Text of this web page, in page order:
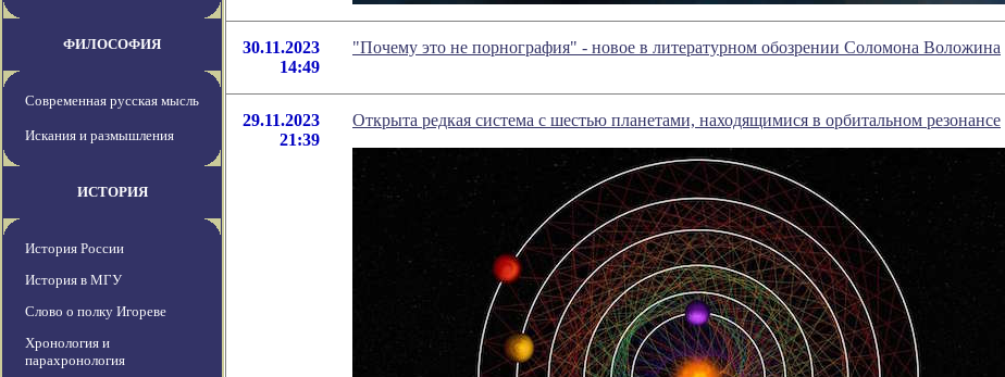
ФИЛОСОФИЯ
Современная русская мысль
Искания и размышления
ИСТОРИЯ
История России
История в МГУ
Слово о полку Игореве
Хронология и
парахронология
30.11.2023
14:49
"Почему это не порнография" - новое в литературном обозрении Соломона Воложина
29.11.2023
21:39
Открыта редкая система с шестью планетами, находящимися в орбитальном резонансе